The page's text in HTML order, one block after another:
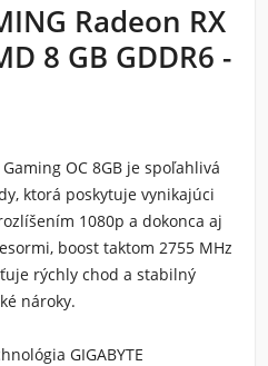
Radeon RX
8 GB GDDR6 -
Gaming OC 8GB je spoľahlivá
ktorá poskytuje vynikajúci
1080p a dokonca aj
boost taktom 2755 MHz
rýchly chod a stabilný
nároky.
GIGABYTE